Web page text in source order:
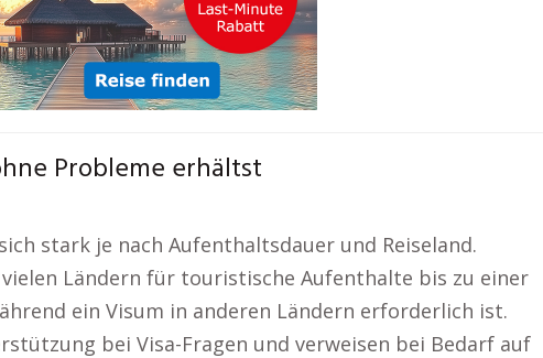
Probleme erhältst
stark je nach Aufenthaltsdauer und Reiseland.
Ländern für touristische Aufenthalte bis zu einer
ein Visum in anderen Ländern erforderlich ist.
bei Visa-Fragen und verweisen bei Bedarf auf